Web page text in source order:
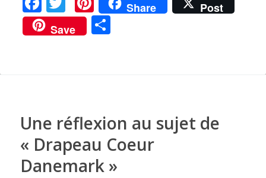
a
c
o
k
w
it
n
te
Share
Post
Save
Une réflexion au sujet de
« Drapeau Coeur
Danemark »